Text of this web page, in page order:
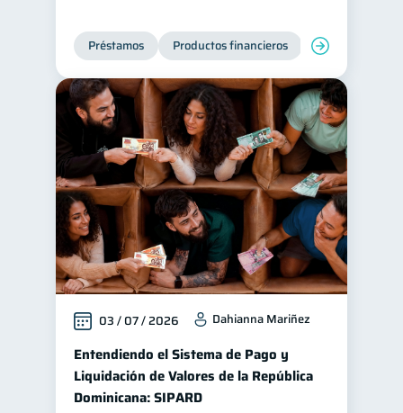
Derechos & Deberes 4
Criptomonedas 2
Cuenta Abandonada 2
Inversiones 2
Finanzas Personales 1
Finanzas en Pareja 1
Educación Financiera 1
Mipymes 1
Información financiera 1
Gasto responsable
información financiera
Préstamos Productos financieros Manejo de
03 / 07 / 2026 Dahianna Mariñez
Entendiendo el Sistema de Pago y
Liquidación de Valores de la República
Dominicana: SIPARD